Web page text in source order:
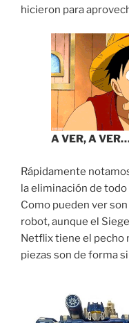
hicieron para
A VER, A
Rápidamente
la eliminación de
Como pueden ver
robot, aunque el
Netflix tiene el pecho
piezas son de forma